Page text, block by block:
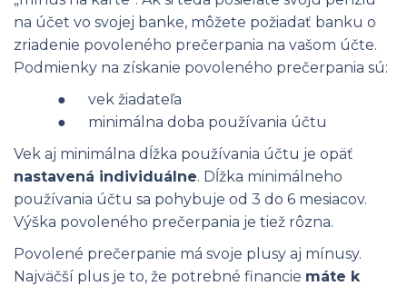
na účet vo svojej banke, môžete požiadať banku o
zriadenie povoleného prečerpania na vašom účte.
Podmienky na získanie povoleného prečerpania sú:
● vek žiadateľa
● minimálna doba používania účtu
Vek aj minimálna dĺžka používania účtu je opäť
nastavená individuálne. Dĺžka minimálneho
používania účtu sa pohybuje od 3 do 6 mesiacov.
Výška povoleného prečerpania je tiež rôzna.
Povolené prečerpanie má svoje plusy aj mínusy.
Najväčší plus je to, že potrebné financie máte k